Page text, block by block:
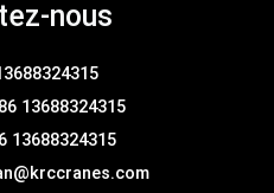
nous
13688324315
13688324315